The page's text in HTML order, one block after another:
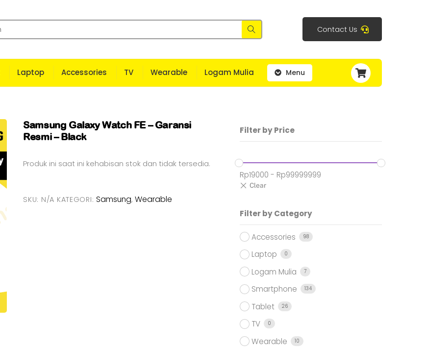
Laptop Accessories TV Wearable Logam Mulia Menu
Contact Us
Samsung Galaxy Watch FE – Garansi
Resmi – Black
Produk ini saat ini kehabisan stok dan tidak tersedia.
SKU: N/A KATEGORI: Samsung,Wearable
Filter by Price
Rp19000 - Rp99999999
Filter by Category
Accessories 98
Laptop 0
Logam Mulia 7
Smartphone 134
Tablet 26
TV 0
Wearable 10